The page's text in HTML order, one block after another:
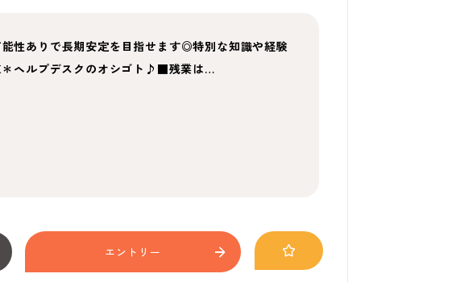
性ありで長期安定を目指せます◎特別な知識や経験
ヘルプデスクのオシゴト♪■残業は…
エントリー